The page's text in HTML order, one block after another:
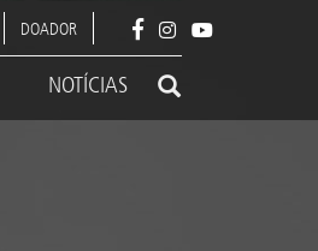
DOADOR
NOTÍCIAS